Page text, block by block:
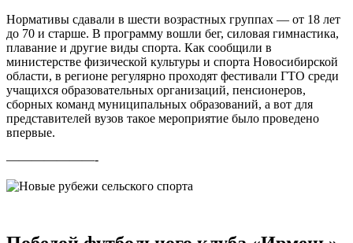
Нормативы сдавали в шести возрастных группах — от 18 лет
до 70 и старше. В программу вошли бег, силовая гимнастика,
плавание и другие виды спорта. Как сообщили в
министерстве физической культуры и спорта Новосибирской
области, в регионе регулярно проходят фестивали ГТО среди
учащихся образовательных организаций, пенсионеров,
сборных команд муниципальных образований, а вот для
представителей вузов такое мероприятие было проведено
впервые.
———————-